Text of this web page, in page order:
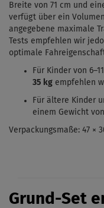
Breite von 71 cm und
verfügt über ein
angegebene maximale
Tests empfehlen wir
optimale
Für Kinder von
35 kg empfehlen
Für ältere Kinder
einem Gewicht von
Verpackungsmaße: 47 ×
Grund-Set